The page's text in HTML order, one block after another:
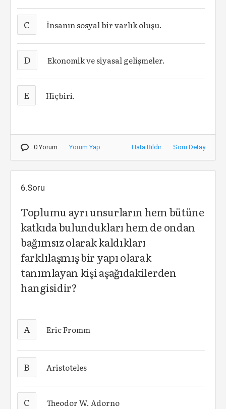
C İnsanın sosyal bir varlık oluşu.
D Ekonomik ve siyasal gelişmeler.
E Hiçbiri.
0 Yorum Yorum Yap Hata Bildir Soru Detay
6.Soru
Toplumu ayrı unsurların hem bütüne
katkıda bulundukları hem de ondan
bağımsız olarak kaldıkları
farklılaşmış bir yapı olarak
tanımlayan kişi aşağıdakilerden
hangisidir?
A Eric Fromm
B Aristoteles
C Theodor W. Adorno